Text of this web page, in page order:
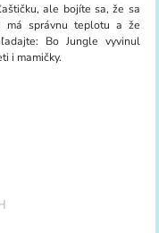
, ale bojíte sa, že sa
má správnu teplotu a že
: Bo Jungle vyvinul
i mamičky.